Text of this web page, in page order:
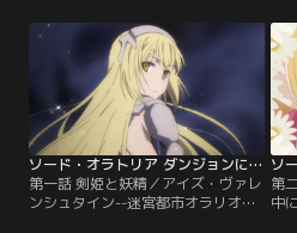
ソード・オラトリア ダンジョンに出会いを求めるのは間違っているだろうか外伝 第01話
第一話 剣姫と妖精／アイズ・ヴァレ
ンシュタイン--迷宮都市オラリオに
その名を轟かす第一級冒険者。数多
第
中